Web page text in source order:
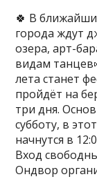
🍀 В
города ждут
озера, арт-
видам
лета станет
пройдёт на
три дня.
субботу, в
начнутся в
Вход
Ондвор